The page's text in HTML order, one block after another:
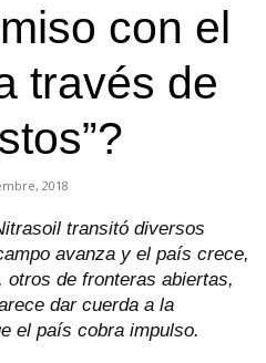
con el
través de
2018
transitó diversos
avanza y el país crece,
de fronteras abiertas,
dar cuerda a la
el país cobra impulso.